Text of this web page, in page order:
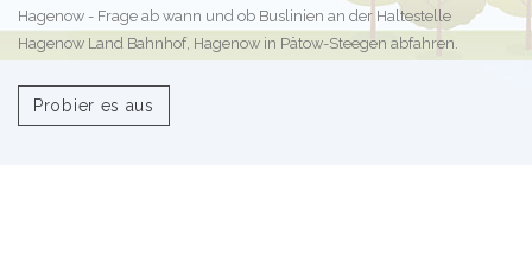
Hagenow - Frage ab wann und ob Buslinien an der Haltestelle
Hagenow Land Bahnhof, Hagenow in Pätow-Steegen abfahren.
Probier es aus